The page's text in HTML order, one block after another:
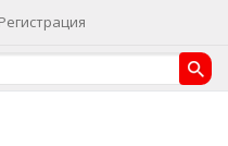
Регистрация